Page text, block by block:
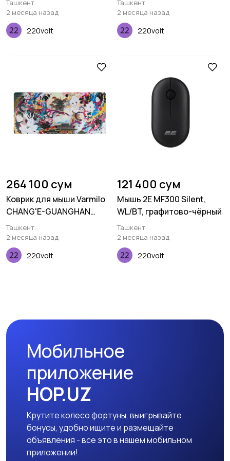
(900х400х3мм), Черный
Ташкент
2 месяца назад
220volt
(900х400х3мм), Черный
Ташкент
2 месяца назад
220volt
264 100 сум
Коврик для мыши Varmilo
CHANG'E-GUANGHAN
PALACE XL
(900х400х3мм), Зеленый
Ташкент
2 месяца назад
220volt
121 400 сум
Мышь 2E MF300 Silent,
WL/BT, графитово-чёрный
Ташкент
2 месяца назад
220volt
Мобильное
приложение
HOP.UZ
Крутите колесо фортуны, выигрывайте
бонусы, удобно ищите и размещайте
объявления - все это в нашем мобильном
приложении!